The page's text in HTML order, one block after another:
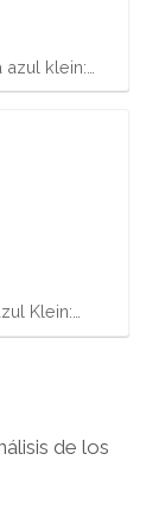
klein:…
Klein:…
de los